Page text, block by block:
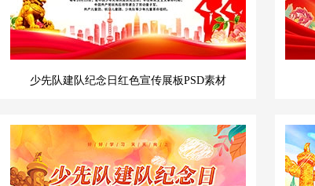
少先队建队纪念日红色宣传展板PSD素材